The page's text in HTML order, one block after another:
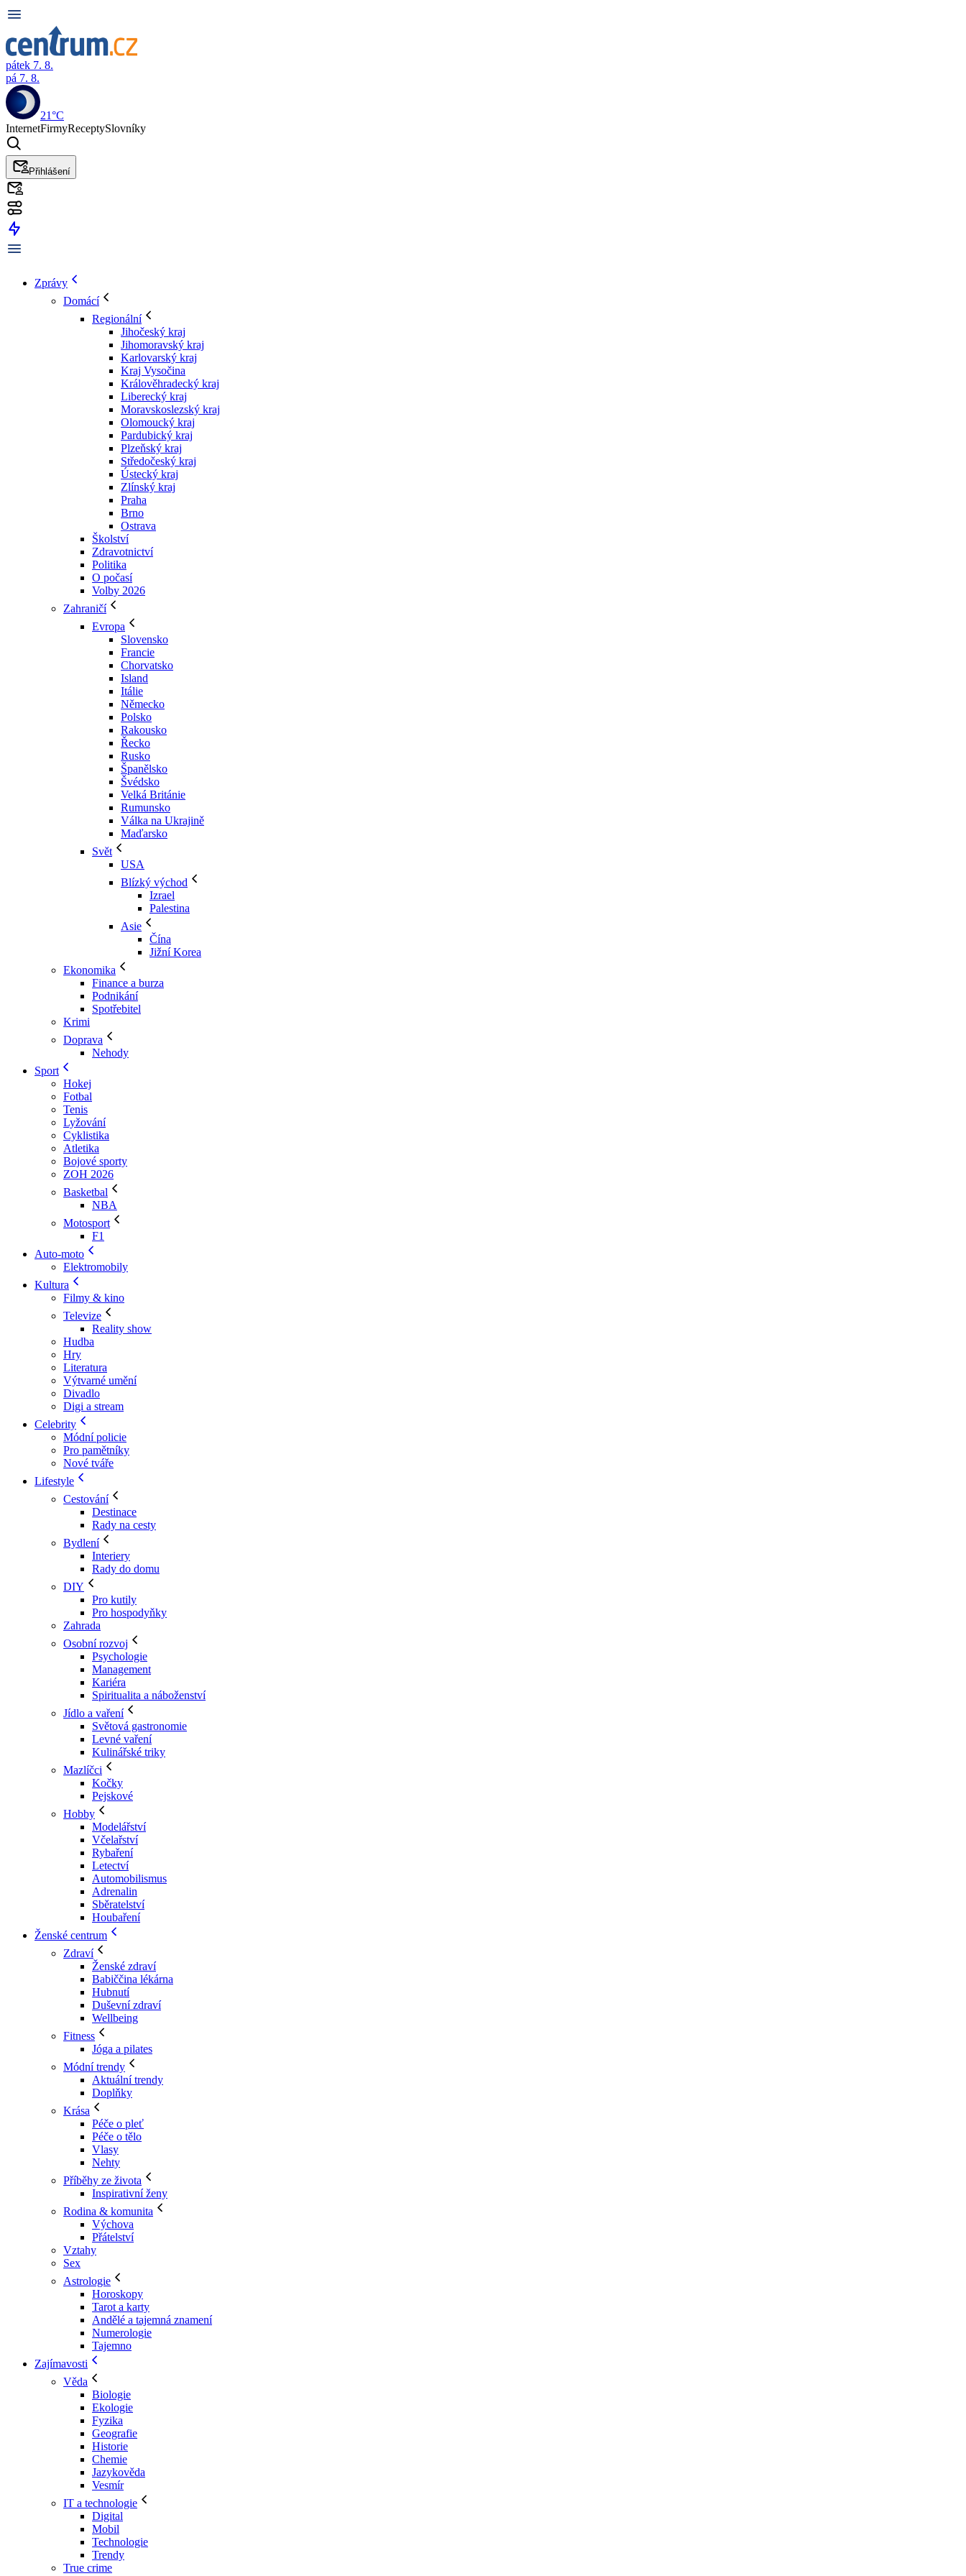
pátek 7. 8.
pá 7. 8.
21°C
InternetFirmyReceptySlovníky
Přihlášení
Zprávy
Domácí
Regionální
Jihočeský kraj
Jihomoravský kraj
Karlovarský kraj
Kraj Vysočina
Králověhradecký kraj
Liberecký kraj
Moravskoslezský kraj
Olomoucký kraj
Pardubický kraj
Plzeňský kraj
Středočeský kraj
Ústecký kraj
Zlínský kraj
Praha
Brno
Ostrava
Školství
Zdravotnictví
Politika
O počasí
Volby 2026
Zahraničí
Evropa
Slovensko
Francie
Chorvatsko
Island
Itálie
Německo
Polsko
Rakousko
Řecko
Rusko
Španělsko
Švédsko
Velká Británie
Rumunsko
Válka na Ukrajině
Maďarsko
Svět
USA
Blízký východ
Izrael
Palestina
Asie
Čína
Jižní Korea
Ekonomika
Finance a burza
Podnikání
Spotřebitel
Krimi
Doprava
Nehody
Sport
Hokej
Fotbal
Tenis
Lyžování
Cyklistika
Atletika
Bojové sporty
ZOH 2026
Basketbal
NBA
Motosport
F1
Auto-moto
Elektromobily
Kultura
Filmy & kino
Televize
Reality show
Hudba
Hry
Literatura
Výtvarné umění
Divadlo
Digi a stream
Celebrity
Módní policie
Pro pamětníky
Nové tváře
Lifestyle
Cestování
Destinace
Rady na cesty
Bydlení
Interiery
Rady do domu
DIY
Pro kutily
Pro hospodyňky
Zahrada
Osobní rozvoj
Psychologie
Management
Kariéra
Spiritualita a náboženství
Jídlo a vaření
Světová gastronomie
Levné vaření
Kulinářské triky
Mazlíčci
Kočky
Pejskové
Hobby
Modelářství
Včelařství
Rybaření
Letectví
Automobilismus
Adrenalin
Sběratelství
Houbaření
Ženské centrum
Zdraví
Ženské zdraví
Babiččina lékárna
Hubnutí
Duševní zdraví
Wellbeing
Fitness
Jóga a pilates
Módní trendy
Aktuální trendy
Doplňky
Krása
Péče o pleť
Péče o tělo
Vlasy
Nehty
Příběhy ze života
Inspirativní ženy
Rodina & komunita
Výchova
Přátelství
Vztahy
Sex
Astrologie
Horoskopy
Tarot a karty
Andělé a tajemná znamení
Numerologie
Tajemno
Zajímavosti
Věda
Biologie
Ekologie
Fyzika
Geografie
Historie
Chemie
Jazykověda
Vesmír
IT a technologie
Digital
Mobil
Technologie
Trendy
True crime